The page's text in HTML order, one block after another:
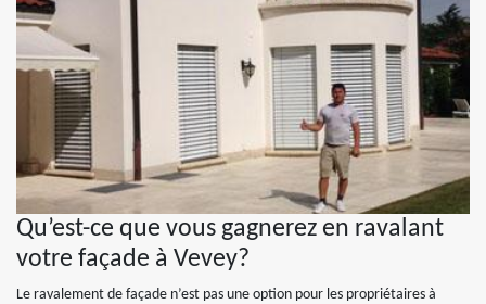
Qu’est-ce que vous gagnerez en ravalant
votre façade à Vevey?
Le ravalement de façade n’est pas une option pour les propriétaires à